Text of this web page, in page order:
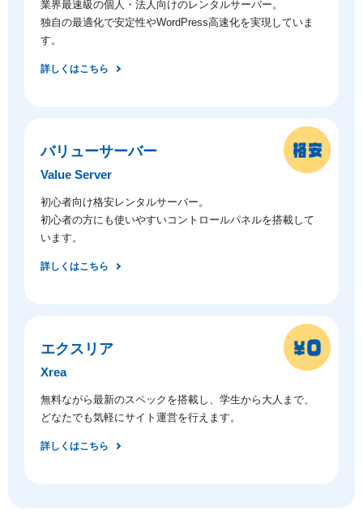
業界最速級の個人・法人向けのレンタルサーバー。
独自の最適化で安定性やWordPress高速化を実現していま
す。
詳しくはこちら
バリューサーバー
Value Server
初心者向け格安レンタルサーバー。
初心者の方にも使いやすいコントロールパネルを搭載して
います。
詳しくはこちら
エクスリア
Xrea
無料ながら最新のスペックを搭載し、学生から大人まで、
どなたでも気軽にサイト運営を行えます。
詳しくはこちら